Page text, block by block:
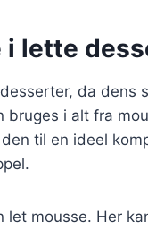
i lette
da dens
bruges i alt fra
til en ideel
mousse. Her